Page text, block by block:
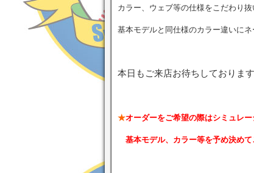
カラー、ウェブ等の仕様をこだわり抜
基本モデルと同仕様のカラー違いに
本日もご来店お待ちしております
★オーダーをご希望の際はシミュレ
基本モデル、カラー等を予め決めて